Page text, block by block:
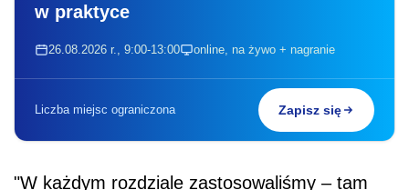
w praktyce
26.08.2026 r., 9:00-13:00 online, na żywo + nagranie
Liczba miejsc ograniczona Zapisz się
"W każdym rozdziale zastosowaliśmy – tam